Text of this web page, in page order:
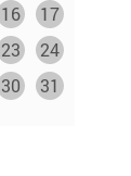
16
17
23
24
30 31